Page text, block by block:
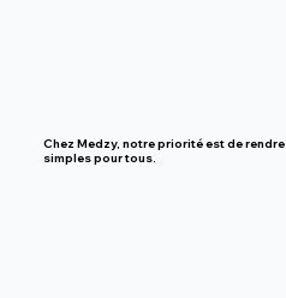
Chez Medzy, notre priorité est de rendre
simples pour tous.